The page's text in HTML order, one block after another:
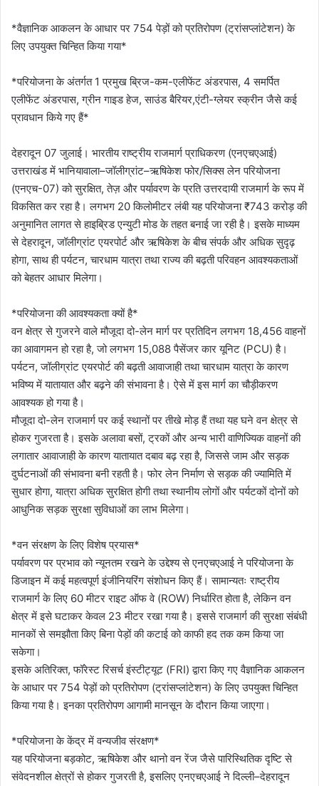
i
*वैज्ञानिक आकलन के आधार पर 754 पेड़ों को प्रतिरोपण (ट्रांसप्लांटेशन) के
लिए उपयुक्त चिन्हित किया गया*
*परियोजना के अंतर्गत 1 प्रमुख ब्रिज-कम-एलीफेंट अंडरपास, 4 समर्पित
एलीफेंट अंडरपास, ग्रीन गाइड हेज, साउंड बैरियर,एंटी-ग्लेयर स्क्रीन जैसे कई
प्रावधान किये गए हैं*
देहरादून 07 जुलाई। भारतीय राष्ट्रीय राजमार्ग प्राधिकरण (एनएचएआई)
उत्तराखंड में भानियावाला–जॉलीग्रांट–ऋषिकेश फोर/सिक्स लेन परियोजना
(एनएच-07) को सुरक्षित, तेज़ और पर्यावरण के प्रति उत्तरदायी राजमार्ग के रूप में
विकसित कर रहा है। लगभग 20 किलोमीटर लंबी यह परियोजना ₹743 करोड़ की
अनुमानित लागत से हाइब्रिड एन्युटी मोड के तहत बनाई जा रही है। इसके माध्यम
से देहरादून, जॉलीग्रांट एयरपोर्ट और ऋषिकेश के बीच संपर्क और अधिक सुदृढ़
होगा, साथ ही पर्यटन, चारधाम यात्रा तथा राज्य की बढ़ती परिवहन आवश्यकताओं
को बेहतर आधार मिलेगा।
*परियोजना की आवश्यकता क्यों है*
वन क्षेत्र से गुजरने वाले मौजूदा दो-लेन मार्ग पर प्रतिदिन लगभग 18,456 वाहनों
का आवागमन हो रहा है, जो लगभग 15,088 पैसेंजर कार यूनिट (PCU) है।
पर्यटन, जॉलीग्रांट एयरपोर्ट की बढ़ती आवाजाही तथा चारधाम यात्रा के कारण
भविष्य में यातायात और बढ़ने की संभावना है। ऐसे में इस मार्ग का चौड़ीकरण
आवश्यक हो गया है।
मौजूदा दो-लेन राजमार्ग पर कई स्थानों पर तीखे मोड़ हैं तथा यह घने वन क्षेत्र से
होकर गुजरता है। इसके अलावा बसों, ट्रकों और अन्य भारी वाणिज्यिक वाहनों की
लगातार आवाजाही के कारण यातायात दबाव बढ़ रहा है, जिससे जाम और सड़क
दुर्घटनाओं की संभावना बनी रहती है। फोर लेन निर्माण से सड़क की ज्यामिति में
सुधार होगा, यात्रा अधिक सुरक्षित होगी तथा स्थानीय लोगों और पर्यटकों दोनों को
आधुनिक सड़क सुरक्षा सुविधाओं का लाभ मिलेगा।
*वन संरक्षण के लिए विशेष प्रयास*
पर्यावरण पर प्रभाव को न्यूनतम रखने के उद्देश्य से एनएचएआई ने परियोजना के
डिजाइन में कई महत्वपूर्ण इंजीनियरिंग संशोधन किए हैं। सामान्यतः राष्ट्रीय
राजमार्ग के लिए 60 मीटर राइट ऑफ वे (ROW) निर्धारित होता है, लेकिन वन
क्षेत्र में इसे घटाकर केवल 23 मीटर रखा गया है। इससे राजमार्ग की सुरक्षा संबंधी
मानकों से समझौता किए बिना पेड़ों की कटाई को काफी हद तक कम किया जा
सकेगा।
इसके अतिरिक्त, फॉरेस्ट रिसर्च इंस्टीट्यूट (FRI) द्वारा किए गए वैज्ञानिक आकलन
के आधार पर 754 पेड़ों को प्रतिरोपण (ट्रांसप्लांटेशन) के लिए उपयुक्त चिन्हित
किया गया है। इनका प्रतिरोपण आगामी मानसून के दौरान किया जाएगा।
*परियोजना के केंद्र में वन्यजीव संरक्षण*
यह परियोजना बड़कोट, ऋषिकेश और थानो वन रेंज जैसे पारिस्थितिक दृष्टि से
संवेदनशील क्षेत्रों से होकर गुजरती है, इसलिए एनएचएआई ने दिल्ली–देहरादून